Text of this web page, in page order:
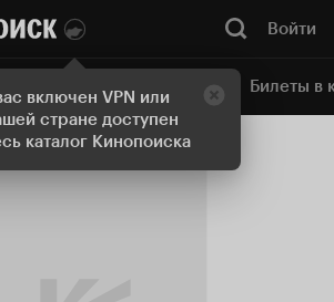
включен VPN или
стране доступен
каталог Кинопоиска
Войти
Онлайн-кинотеатр Билеты в